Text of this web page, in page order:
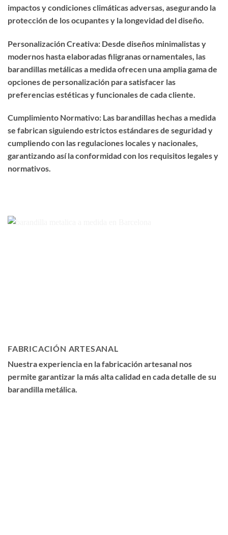
impactos y condiciones climáticas adversas, asegurando la
protección de los ocupantes y la longevidad del diseño.
Personalización Creativa: Desde diseños minimalistas y
modernos hasta elaboradas filigranas ornamentales, las
barandillas metálicas a medida ofrecen una amplia gama de
opciones de personalización para satisfacer las
preferencias estéticas y funcionales de cada cliente.
Cumplimiento Normativo: Las barandillas hechas a medida
se fabrican siguiendo estrictos estándares de seguridad y
cumpliendo con las regulaciones locales y nacionales,
garantizando así la conformidad con los requisitos legales y
normativos.
FABRICACIÓN ARTESANAL
Nuestra experiencia en la fabricación artesanal nos
permite garantizar la más alta calidad en cada detalle de su
barandilla metálica.